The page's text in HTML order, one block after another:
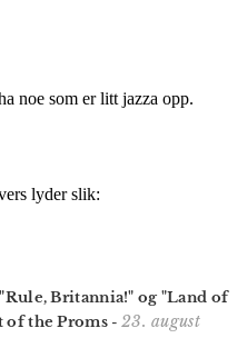
Britannia!" og "Land of
of the Proms- 23. august